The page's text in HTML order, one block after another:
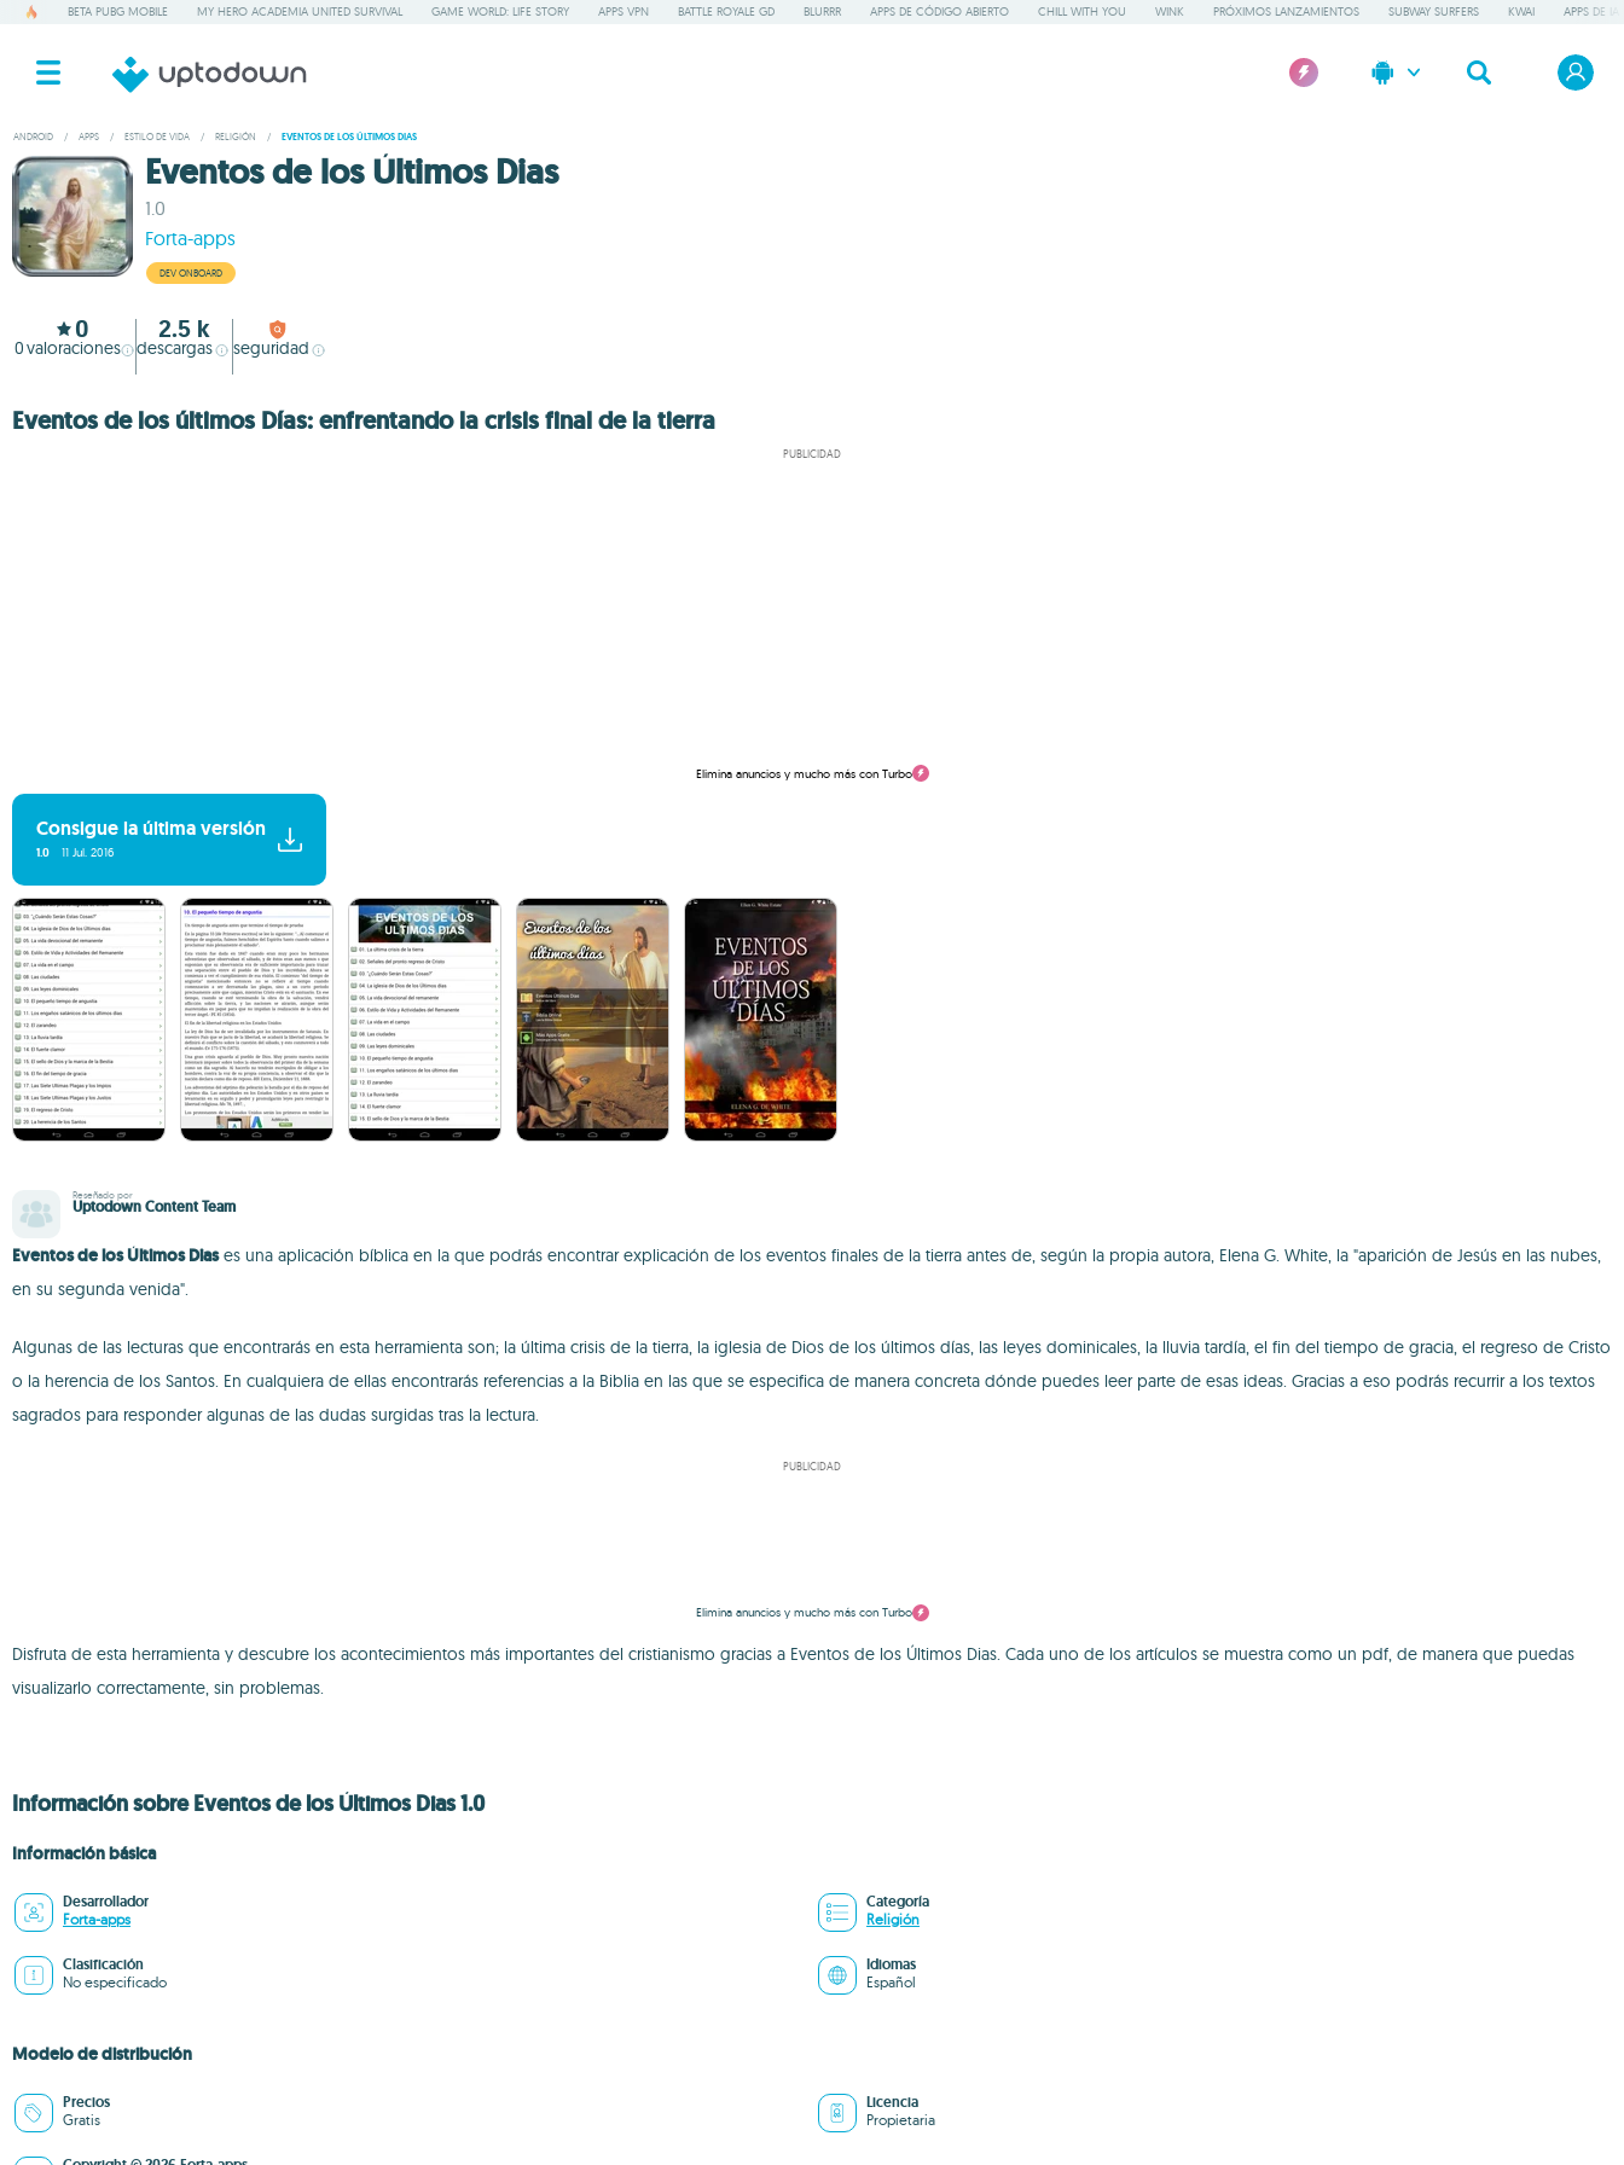
BETA PUBG MOBILE MY HERO ACADEMIA UNITED SURVIVAL GAME WORLD: LIFE STORY APPS VPN BATTLE ROYALE GD BLURRR APPS DE CÓDIGO ABIERTO CHILL WITH YOU WINK PRÓXIMOS LANZAMIENTOS SUBWAY SURFERS KWAI APPS DE IA
ANDROID / APPS / ESTILO DE VIDA / RELIGIÓN / EVENTOS DE LOS ÚLTIMOS DIAS
Eventos de los Últimos Dias
1.0
Forta-apps
DEV ONBOARD
0
0valoraciones
2.5 k
descargas seguridad
Eventos de los últimos Días: enfrentando la crisis final de la tierra
PUBLICIDAD
Elimina anuncios y mucho más con Turbo
Consigue la última versión
1.0 11 Jul. 2016
Reseñado por
Uptodown Content Team
Eventos de los Últimos Diases una aplicación bíblica en la que podrás encontrar explicación de los eventos finales de la tierra antes de, según la propia autora, Elena G. White, la "aparición de Jesús en las nubes,
en su segunda venida".
Algunas de las lecturas que encontrarás en esta herramienta son; la última crisis de la tierra, la iglesia de Dios de los últimos días, las leyes dominicales, la lluvia tardía, el fin del tiempo de gracia, el regreso de Cristo
o la herencia de los Santos. En cualquiera de ellas encontrarás referencias a la Biblia en las que se especifica de manera concreta dónde puedes leer parte de esas ideas. Gracias a eso podrás recurrir a los textos
sagrados para responder algunas de las dudas surgidas tras la lectura.
PUBLICIDAD
Elimina anuncios y mucho más con Turbo
Disfruta de esta herramienta y descubre los acontecimientos más importantes del cristianismo gracias a Eventos de los Últimos Dias. Cada uno de los artículos se muestra como un pdf, de manera que puedas
visualizarlo correctamente, sin problemas.
Información sobre Eventos de los Últimos Dias 1.0
Información básica
Desarrollador
Forta-apps
Categoría
Religión
Clasificación
No especificado
Idiomas
Español
Modelo de distribución
Precios
Gratis
Licencia
Propietaria